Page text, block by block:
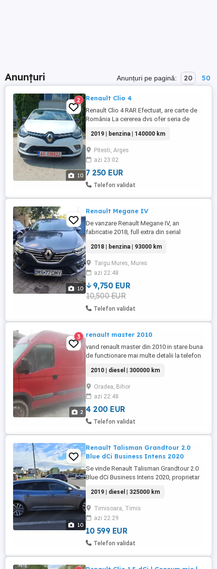
Anunțuri Anunțuri pe pagină: 20 50
10
2 Renault Clio 4
Renault Clio 4 RAR Efectuat, are carte de
România La cererea dvs ofer seria de
carte service la zii toate schimburile
făcute nu mai in reprezentanta Renault
schimbat distributie+ ulei+filtre in
reprezntanta Renault. An fabricatie 2019
Motor 0.9 turbo benzina Cp ...
2019 | benzina | 140000 km
Pitesti, Arges
azi 23:02
7 250 EUR
Telefon validat
10
Renault Megane IV
De vanzare Renault Megane IV, an
fabricatie 2018, full extra din serial
intretinut, un singur proprietar. Revízii la zi,
cu set anvelope all szezon noi. Kilometrii
reali.
2018 | benzina | 93000 km
Targu Mures, Mures
azi 22:48
9,750 EUR
10,500 EUR
Telefon validat
2
3 renault master 2010
vand renault master din 2010 in stare buna
de functionare mai multe detalii la telefon
2010 | diesel | 300000 km
Oradea, Bihor
azi 22:48
4 200 EUR
Telefon validat
10
Renault Talisman Grandtour 2.0
Blue dCi Business Intens 2020
Se vinde Renault Talisman Grandtour 2.0
Blue dCi Business Intens 2020, proprietar
vehicul liber de sarcini, in stare foarte
buna de functionare! Data producției: 12
2019 Prima înmatriculare 01 2020 FR
Putere: 160 CP - Km: 325xxx în creștere, se
circulă ...
2019 | diesel | 325000 km
Timisoara, Timis
azi 22:29
10 599 EUR
Telefon validat